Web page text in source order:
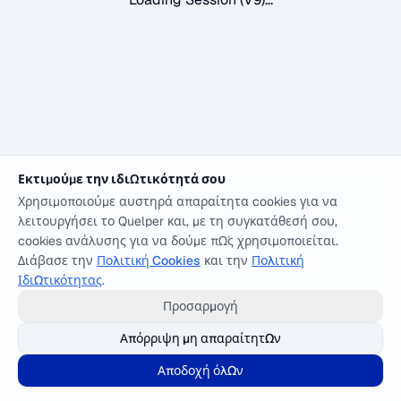
Εκτιμούμε την ιδιωτικότητά σου
Χρησιμοποιούμε αυστηρά απαραίτητα cookies για να
λειτουργήσει το Quelper και, με τη συγκατάθεσή σου,
cookies ανάλυσης για να δούμε πώς χρησιμοποιείται.
Διάβασε την Πολιτική Cookies και την Πολιτική
Ιδιωτικότητας.
Προσαρμογή
Απόρριψη μη απαραίτητων
Αποδοχή όλων